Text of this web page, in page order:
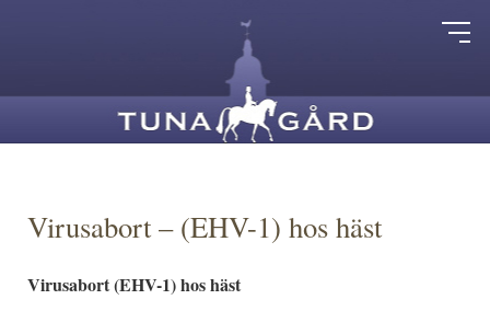
Virusabort – (EHV-1) hos häst
Virusabort (EHV-1) hos häst